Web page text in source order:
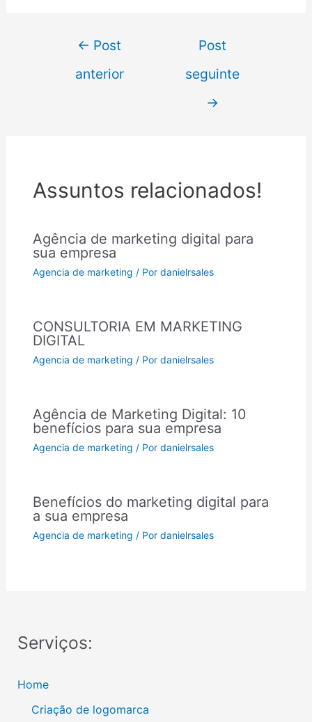
← Post
anterior
Post
seguinte
→
Assuntos relacionados!
Agência de marketing digital para
sua empresa
Agencia de marketing / Pordanielrsales
CONSULTORIA EM MARKETING
DIGITAL
Agencia de marketing / Pordanielrsales
Agência de Marketing Digital: 10
benefícios para sua empresa
Agencia de marketing / Pordanielrsales
Benefícios do marketing digital para
a sua empresa
Agencia de marketing / Pordanielrsales
Serviços:
Home
Criação de logomarca